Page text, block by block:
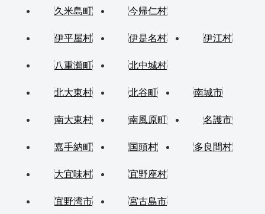
久米島町 今帰仁村
伊平屋村 伊是名村 伊江村
八重瀬町 北中城村
北大東村 北谷町 南城市
南大東村 南風原町 名護市
嘉手納町 国頭村 多良間村
大宜味村 宜野座村
宜野湾市 宮古島市